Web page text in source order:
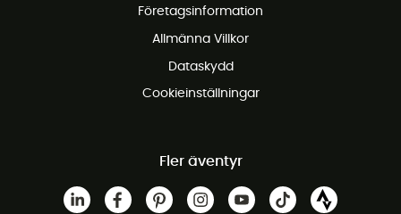
Företagsinformation
Allmänna Villkor
Dataskydd
Cookieinställningar
Fler äventyr